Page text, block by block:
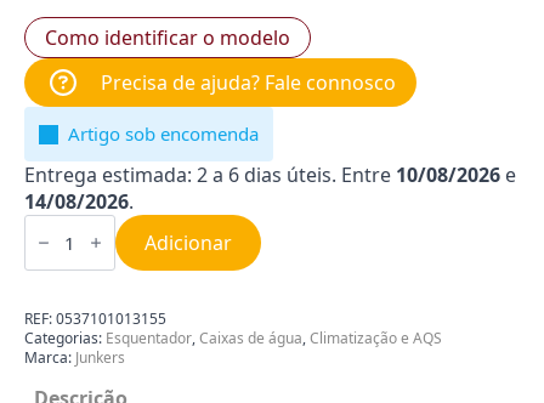
Como identificar o modelo
Precisa de ajuda? Fale connosco
Artigo sob encomenda
Entrega estimada: 2 a 6 dias úteis. Entre 10/08/2026 e
14/08/2026.
Quantidade
de
de
para
Esquentador
Junkers
87070026340
Adicionar
REF:0537101013155
Categorias: Esquentador,Caixas de água,Climatização e AQS
Marca: Junkers